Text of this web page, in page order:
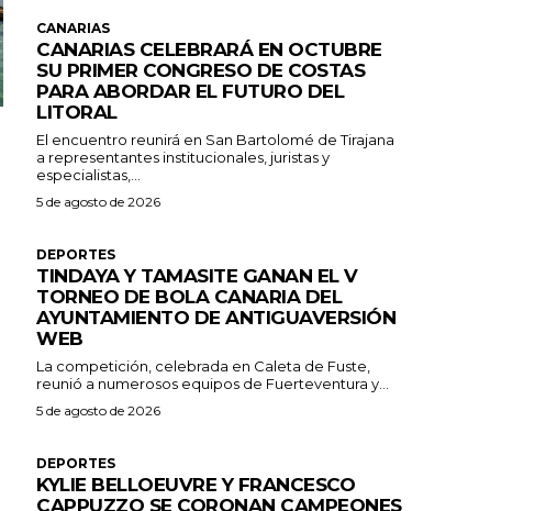
CANARIAS
CANARIAS CELEBRARÁ EN OCTUBRE
SU PRIMER CONGRESO DE COSTAS
PARA ABORDAR EL FUTURO DEL
LITORAL
El encuentro reunirá en San Bartolomé de Tirajana
a representantes institucionales, juristas y
especialistas,...
5 de agosto de 2026
DEPORTES
TINDAYA Y TAMASITE GANAN EL V
TORNEO DE BOLA CANARIA DEL
AYUNTAMIENTO DE ANTIGUAVERSIÓN
WEB
La competición, celebrada en Caleta de Fuste,
reunió a numerosos equipos de Fuerteventura y...
5 de agosto de 2026
DEPORTES
KYLIE BELLOEUVRE Y FRANCESCO
CAPPUZZO SE CORONAN CAMPEONES